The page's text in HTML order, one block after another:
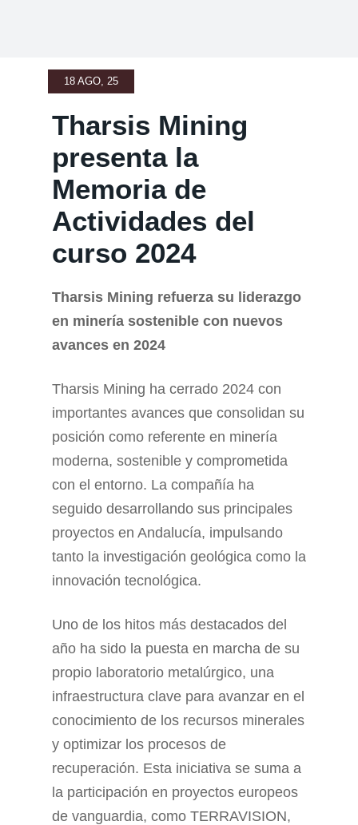
18 AGO, 25
Tharsis Mining
presenta la
Memoria de
Actividades del
curso 2024
Tharsis Mining refuerza su liderazgo
en minería sostenible con nuevos
avances en 2024
Tharsis Mining ha cerrado 2024 con
importantes avances que consolidan su
posición como referente en minería
moderna, sostenible y comprometida
con el entorno. La compañía ha
seguido desarrollando sus principales
proyectos en Andalucía, impulsando
tanto la investigación geológica como la
innovación tecnológica.
Uno de los hitos más destacados del
año ha sido la puesta en marcha de su
propio laboratorio metalúrgico, una
infraestructura clave para avanzar en el
conocimiento de los recursos minerales
y optimizar los procesos de
recuperación. Esta iniciativa se suma a
la participación en proyectos europeos
de vanguardia, como TERRAVISION,